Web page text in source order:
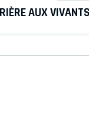
AUX VIVANTS